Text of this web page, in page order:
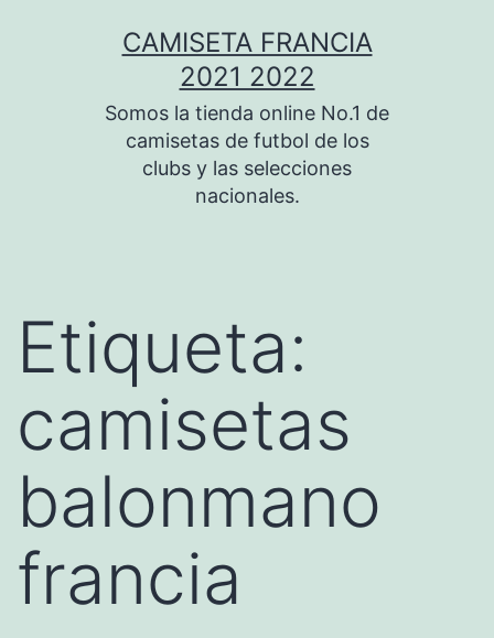
CAMISETA FRANCIA
2021 2022
Somos la tienda online No.1 de
camisetas de futbol de los
clubs y las selecciones
nacionales.
Etiqueta:
camisetas
balonmano
francia